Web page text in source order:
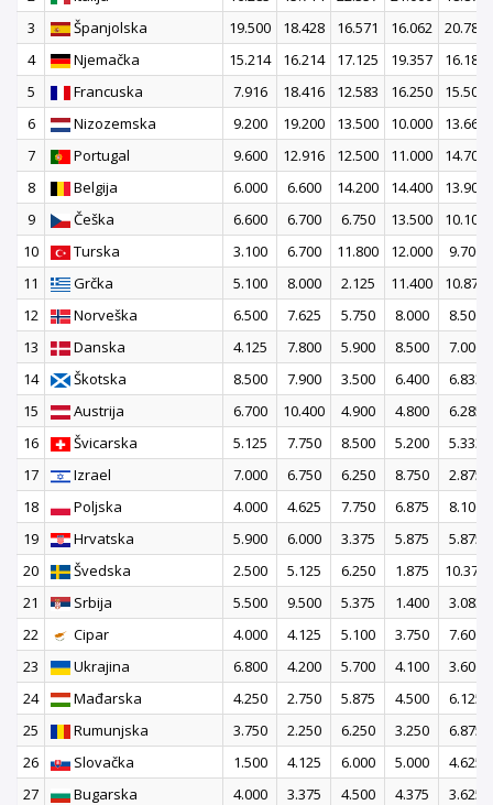
3
Španjolska 19.500 18.428 16.571 16.062
20.785
4
Njemačka 15.214 16.214 17.125 19.357
16.187
5
Francuska 7.916 18.416 12.583 16.250
15.500
6
Nizozemska 9.200 19.200 13.500 10.000
13.666
7
Portugal 9.600 12.916 12.500 11.000
14.700
8
Belgija 6.000 6.600 14.200 14.400
13.900
9
Češka 6.600 6.700 6.750 13.500
10.100
10
Turska 3.100 6.700 11.800 12.000
9.700
11
Grčka 5.100 8.000 2.125 11.400
10.875
12
Norveška 6.500 7.625 5.750 8.000
8.500
13
Danska 4.125 7.800 5.900 8.500
7.000
14
Škotska 8.500 7.900 3.500 6.400
6.833
15
Austrija 6.700 10.400 4.900 4.800
6.285
16
Švicarska 5.125 7.750 8.500 5.200
5.333
17
Izrael 7.000 6.750 6.250 8.750
2.875
18
Poljska 4.000 4.625 7.750 6.875
8.100
19
Hrvatska 5.900 6.000 3.375 5.875
5.875
20
Švedska 2.500 5.125 6.250 1.875
10.375
21
Srbija 5.500 9.500 5.375 1.400
3.083
22
Cipar 4.000 4.125 5.100 3.750
7.600
23
Ukrajina 6.800 4.200 5.700 4.100
3.600
24
Mađarska 4.250 2.750 5.875 4.500
6.125
25
Rumunjska 3.750 2.250 6.250 3.250
6.875
26
Slovačka 1.500 4.125 6.000 5.000
4.625
27
Bugarska 4.000 3.375 4.500 4.375
3.625